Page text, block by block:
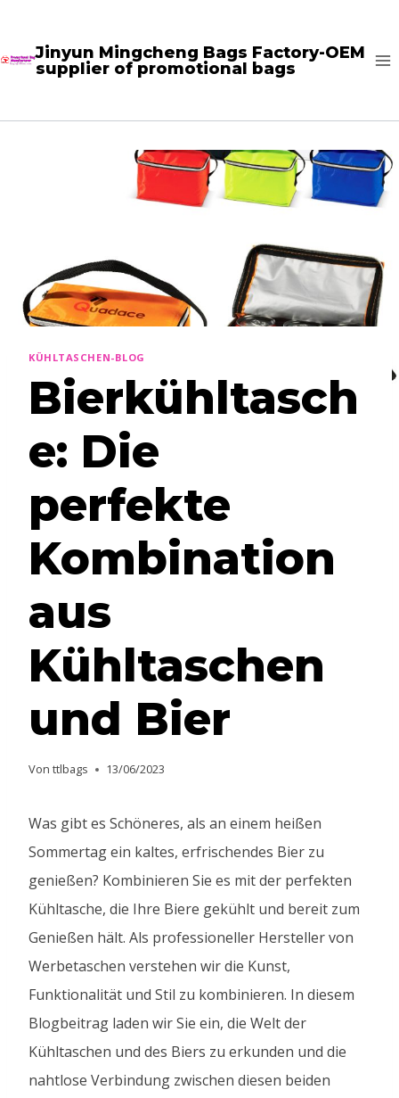
Inhalt
springen
Jinyun Mingcheng Bags Factory-OEM
supplier of promotional bags
KÜHLTASCHEN-BLOG
Bierkühltasch
e: Die
perfekte
Kombination
aus
Kühltaschen
und Bier
Von ttlbags 13/06/2023
Was gibt es Schöneres, als an einem heißen
Sommertag ein kaltes, erfrischendes Bier zu
genießen? Kombinieren Sie es mit der perfekten
Kühltasche, die Ihre Biere gekühlt und bereit zum
Genießen hält. Als professioneller Hersteller von
Werbetaschen verstehen wir die Kunst,
Funktionalität und Stil zu kombinieren. In diesem
Blogbeitrag laden wir Sie ein, die Welt der
Kühltaschen und des Biers zu erkunden und die
nahtlose Verbindung zwischen diesen beiden